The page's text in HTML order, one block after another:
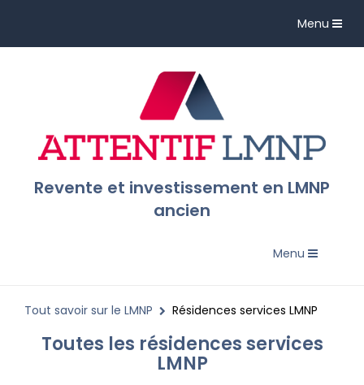
Toggle
Menu
Revente et investissement en LMNP
ancien
Toggle
Menu
Tout savoir sur le LMNP Résidences services LMNP
Toutes les résidences services
LMNP